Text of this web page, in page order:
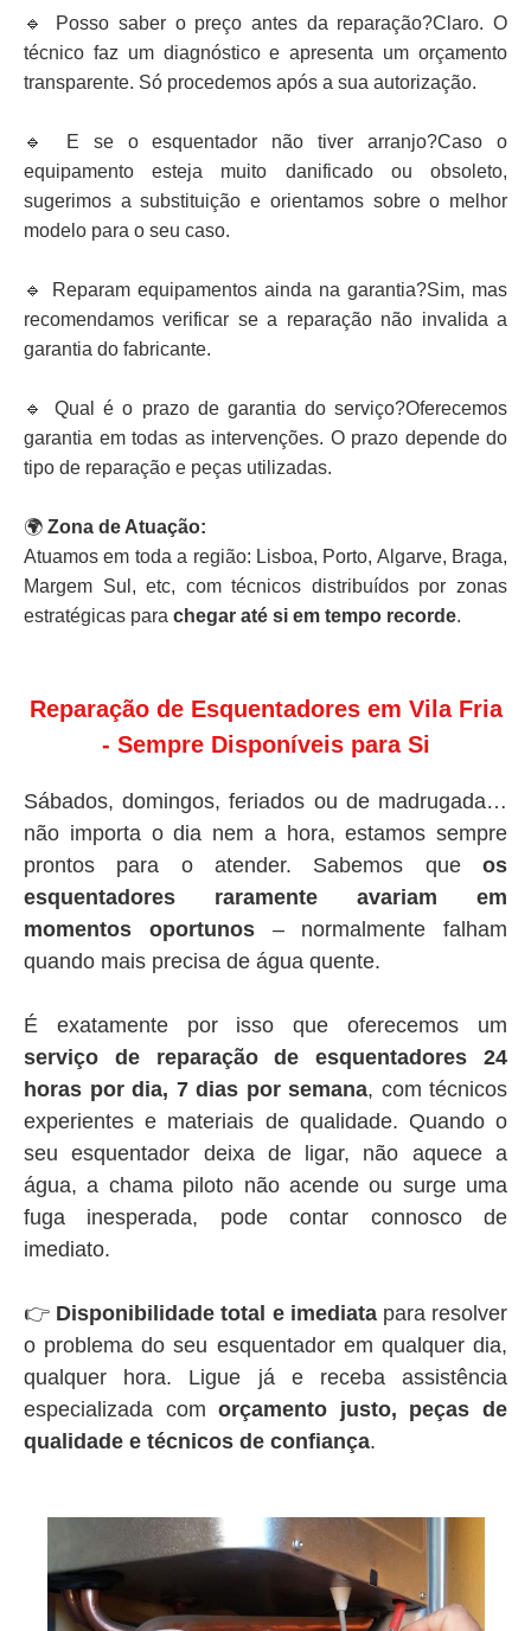
🔹 Posso saber o preço antes da reparação?Claro. O
técnico faz um diagnóstico e apresenta um orçamento
transparente. Só procedemos após a sua autorização.
🔹 E se o esquentador não tiver arranjo?Caso o
equipamento esteja muito danificado ou obsoleto,
sugerimos a substituição e orientamos sobre o melhor
modelo para o seu caso.
🔹 Reparam equipamentos ainda na garantia?Sim, mas
recomendamos verificar se a reparação não invalida a
garantia do fabricante.
🔹 Qual é o prazo de garantia do serviço?Oferecemos
garantia em todas as intervenções. O prazo depende do
tipo de reparação e peças utilizadas.
🌍 Zona de Atuação:
Atuamos em toda a região: Lisboa, Porto, Algarve, Braga,
Margem Sul, etc, com técnicos distribuídos por zonas
estratégicas para chegar até si em tempo recorde.
Reparação de Esquentadores em Vila Fria
- Sempre Disponíveis para Si
Sábados, domingos, feriados ou de madrugada…
não importa o dia nem a hora, estamos sempre
prontos para o atender. Sabemos que os
esquentadores raramente avariam em
momentos oportunos– normalmente falham
quando mais precisa de água quente.
É exatamente por isso que oferecemos um
serviço de reparação de esquentadores 24
horas por dia, 7 dias por semana, com técnicos
experientes e materiais de qualidade. Quando o
seu esquentador deixa de ligar, não aquece a
água, a chama piloto não acende ou surge uma
fuga inesperada, pode contar connosco de
imediato.
👉 Disponibilidade total e imediatapara resolver
o problema do seu esquentador em qualquer dia,
qualquer hora. Ligue já e receba assistência
especializada comorçamento justo, peças de
qualidade e técnicos de confiança.